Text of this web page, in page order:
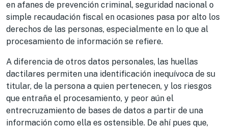
en afanes de prevención criminal, seguridad nacional o
simple recaudación fiscal en ocasiones pasa por alto los
derechos de las personas, especialmente en lo que al
procesamiento de información se refiere.
A diferencia de otros datos personales, las huellas
dactilares permiten una identificación inequívoca de su
titular, de la persona a quien pertenecen, y los riesgos
que entraña el procesamiento, y peor aún el
entrecruzamiento de bases de datos a partir de una
información como ella es ostensible. De ahí pues que,